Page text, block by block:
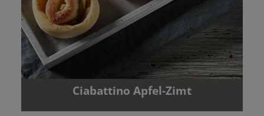
Ciabattino Apfel-Zimt